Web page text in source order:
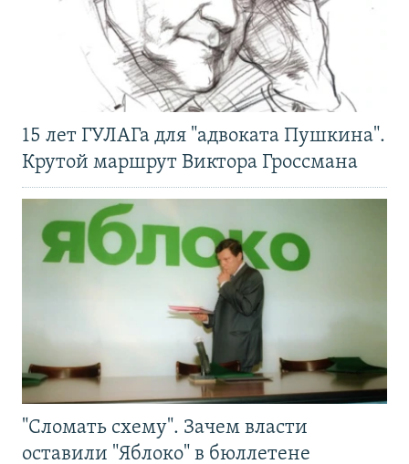
15 лет ГУЛАГа для "адвоката Пушкина".
Крутой маршрут Виктора Гроссмана
"Сломать схему". Зачем власти
оставили "Яблоко" в бюллетене